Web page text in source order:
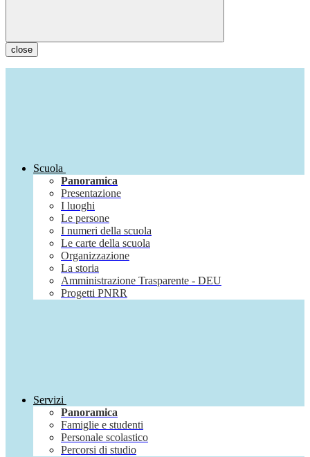
close
Scuola
Panoramica
Presentazione
I luoghi
Le persone
I numeri della scuola
Le carte della scuola
Organizzazione
La storia
Amministrazione Trasparente - DEU
Progetti PNRR
Servizi
Panoramica
Famiglie e studenti
Personale scolastico
Percorsi di studio